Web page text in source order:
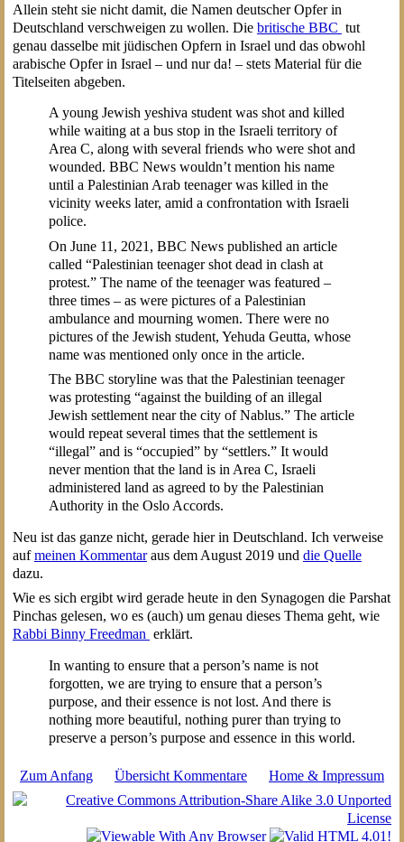
Allein steht sie nicht damit, die Namen deutscher Opfer in
Deutschland verschweigen zu wollen. Die britische BBC tut
genau dasselbe mit jüdischen Opfern in Israel und das obwohl
arabische Opfer in Israel – und nur da! – stets Material für die
Titelseiten abgeben.
A young Jewish yeshiva student was shot and killed
while waiting at a bus stop in the Israeli territory of
Area C, along with several friends who were shot and
wounded. BBC News wouldn’t mention his name
until a Palestinian Arab teenager was killed in the
vicinity weeks later, amid a confrontation with Israeli
police.
On June 11, 2021, BBC News published an article
called “Palestinian teenager shot dead in clash at
protest.” The name of the teenager was featured –
three times – as were pictures of a Palestinian
ambulance and mourning women. There were no
pictures of the Jewish student, Yehuda Geutta, whose
name was mentioned only once in the article.
The BBC storyline was that the Palestinian teenager
was protesting “against the building of an illegal
Jewish settlement near the city of Nablus.” The article
would repeat several times that the settlement is
“illegal” and is “occupied” by “settlers.” It would
never mention that the land is in Area C, Israeli
administered land as agreed to by the Palestinian
Authority in the Oslo Accords.
Neu ist das ganze nicht, gerade hier in Deutschland. Ich verweise
aufmeinen Kommentaraus dem August 2019 und die Quelle
dazu.
Wie es sich ergibt wird gerade heute in den Synagogen die Parshat
Pinchas gelesen, wo es (auch) um genau dieses Thema geht, wie
Rabbi Binny Freedman erklärt.
In wanting to ensure that a person’s name is not
forgotten, we are trying to ensure that a person’s
purpose, and their essence is not lost. And there is
nothing more beautiful, nothing purer than trying to
preserve a person’s purpose and essence in this world.
Zum Anfang Übersicht Kommentare Home & Impressum